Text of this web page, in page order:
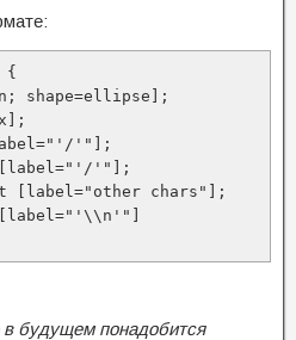
{
shape=ellipse];
'"];
'"];
[label="other chars"];
в будущем понадобится